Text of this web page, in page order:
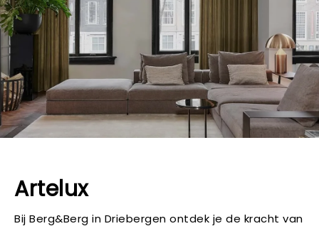
Artelux
Bij Berg&Berg in Driebergen ontdek je de kracht van